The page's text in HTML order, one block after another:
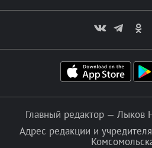
Главный редактор — Лыков
Адрес редакции и